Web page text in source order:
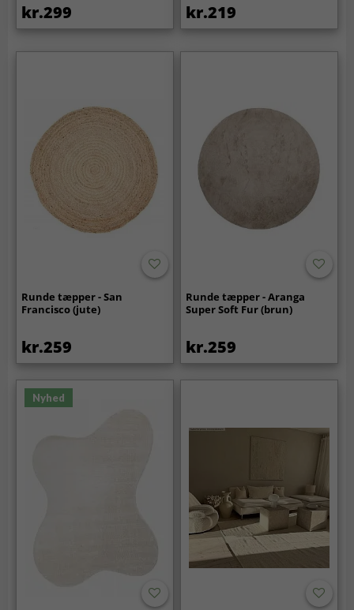
kr.299 kr.219
Runde tæpper - San
Francisco (jute)
kr.259
Runde tæpper - Aranga
Super Soft Fur (brun)
kr.259
Nyhed